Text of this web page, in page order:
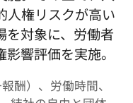
人権リスクが高い
を対象に、労働者
響評価を実施。
酬）、労働時間、